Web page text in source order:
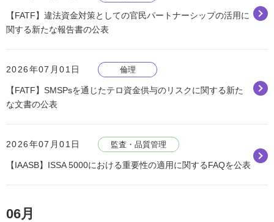
【FATF】違法資金対策としての官民パートナーシップの活用に
関する新たな報告書の公表
2026年07月01日 倫理
【FATF】SMSPsを通じたテロ資金供与のリスクに関する新た
な文書の公表
2026年07月01日 監査・品質管理
【IAASB】ISSA 5000における重要性の適用に関するFAQを公表
06月